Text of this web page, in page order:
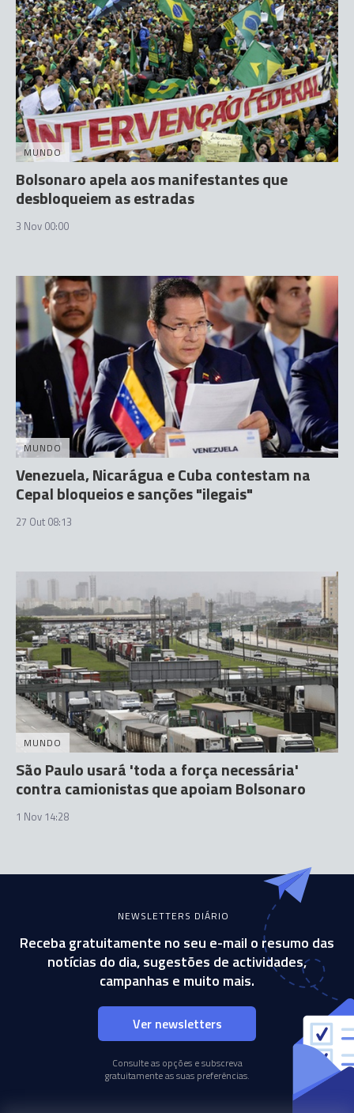
MUNDO
Bolsonaro apela aos manifestantes que
desbloqueiem as estradas
3 Nov 00:00
MUNDO
Venezuela, Nicarágua e Cuba contestam na
Cepal bloqueios e sanções "ilegais"
27 Out 08:13
MUNDO
São Paulo usará 'toda a força necessária'
contra camionistas que apoiam Bolsonaro
1 Nov 14:28
NEWSLETTERS DIÁRIO
Receba gratuitamente no seu e-mail o resumo das
notícias do dia, sugestões de actividades,
campanhas e muito mais.
Ver newsletters
Consulte as opções e subscreva
gratuitamente as suas preferências.